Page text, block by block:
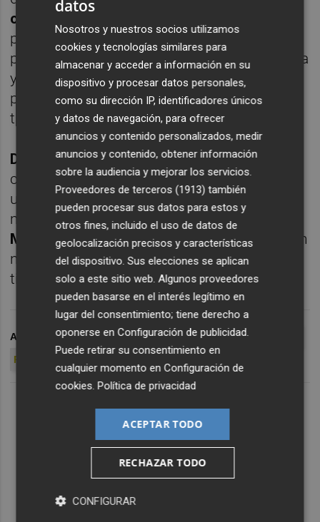
oportunidades
partidos de preparación para que pugnen
por el puesto de titular la próxima temporada
y a la vez sirva de 'escaparate' para que
puedan llegar posibles ofertas por su
traspaso.
Diego Alvestiene decidido quedarse en la
ciudad del Turia a no ser que se le presenta
una propuesta deportiva superior o del
mismo rango al Valencia CF mientras que
Mathew Ryanpretende buscarse también un
nuevo destino si no ve garantizada su
titularidad este curso.
ARCHIVADO EN PORTEROS DIEGO ALVES
MATHEW RYAN
PAKO AYESTARAN
datos
Nosotros y nuestros socios utilizamos
cookies y tecnologías similares para
almacenar y acceder a información en su
dispositivo y procesar datos personales,
como su dirección IP, identificadores únicos
y datos de navegación, para ofrecer
anuncios y contenido personalizados, medir
anuncios y contenido, obtener información
sobre la audiencia y mejorar los servicios.
Proveedores de terceros (1913) también
pueden procesar sus datos para estos y
otros fines, incluido el uso de datos de
geolocalización precisos y características
del dispositivo. Sus elecciones se aplican
solo a este sitio web. Algunos proveedores
pueden basarse en el interés legítimo en
lugar del consentimiento; tiene derecho a
oponerse enConfiguración de publicidad.
Puede retirar su consentimiento en
cualquier momento enConfiguración de
cookies.Política de privacidad
ACEPTAR TODO
RECHAZAR TODO
CONFIGURAR